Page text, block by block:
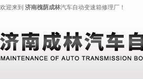
欢迎来到 济南槐荫成林汽车自动变速箱修理厂！